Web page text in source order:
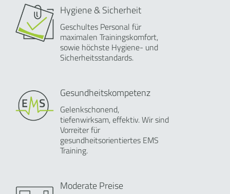
Hygiene & Sicherheit
Geschultes Personal für
maximalen Trainingskomfort,
sowie höchste Hygiene- und
Sicherheitsstandards.
Gesundheitskompetenz
Gelenkschonend,
tiefenwirksam, effektiv. Wir sind
Vorreiter für
gesundheitsorientiertes EMS
Training.
Moderate Preise